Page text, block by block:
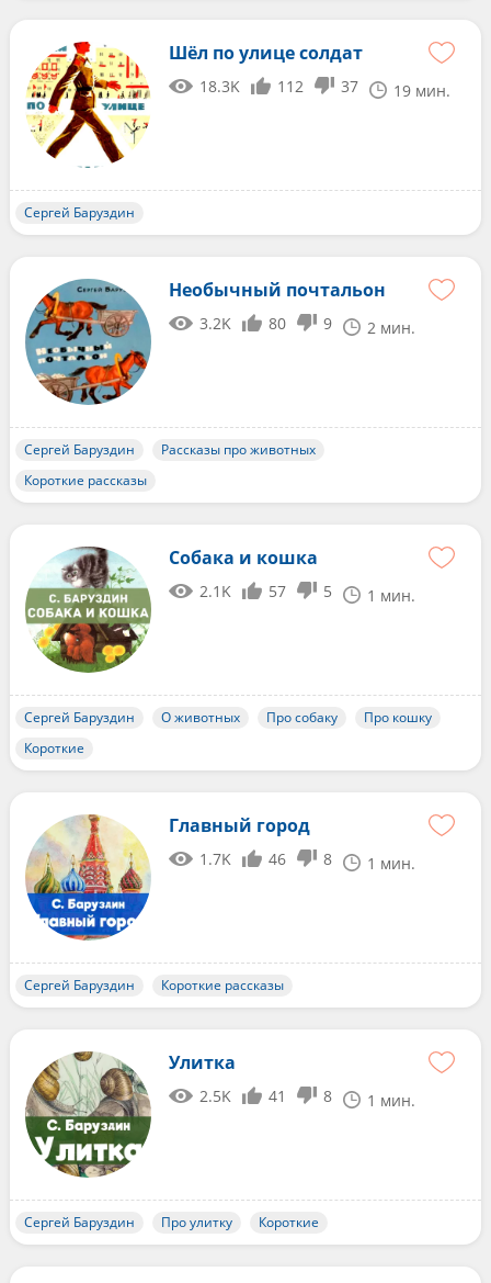
Шёл по улице солдат
18.3K 112 37 19 мин.
Сергей Баруздин
Необычный почтальон
3.2K 80 9 2 мин.
Сергей Баруздин
Рассказы про животных
Короткие рассказы
Собака и кошка
2.1K 57 5 1 мин.
Сергей Баруздин О животных Про собаку
Про кошку
Короткие
Главный город
1.7K 46 8 1 мин.
Сергей Баруздин Короткие рассказы
Улитка
2.5K 41 8 1 мин.
Сергей Баруздин Про улитку Короткие